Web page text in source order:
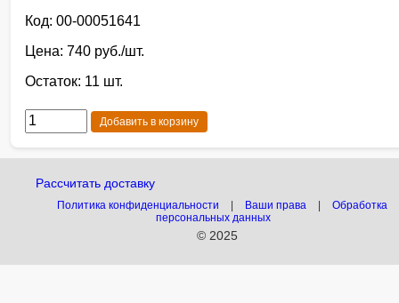
Код: 00-00051641
Цена: 740 руб./шт.
Остаток: 11 шт.
Добавить в корзину
Рассчитать доставку
Политика конфиденциальности Ваши права
Обработка
персональных данных
© 2025